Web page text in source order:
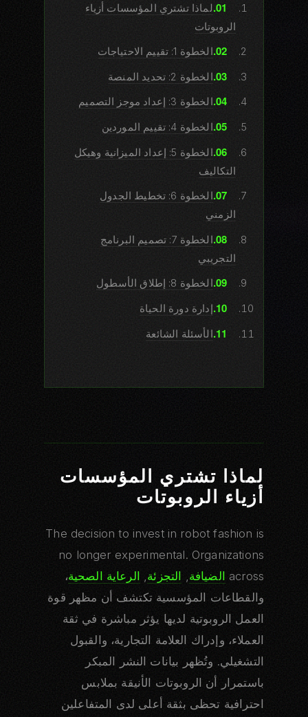
لماذا تشتري المؤسسات أزياء
الروبوتات
الخطوة 1: تقييم الاحتياجات
الخطوة 2: تحديد المنصة
الخطوة 3: إعداد موجز التصميم
الخطوة 4: تقييم الموردين
الخطوة 5: إعداد الميزانية وهيكل
التكاليف
الخطوة 6: تخطيط الجدول
الزمني
الخطوة 7: تصميم البرنامج
التجريبي
الخطوة 8: إطلاق الأسطول
إدارة دورة الحياة
الأسئلة الشائعة
لماذا تشتري المؤسسات
أزياء الروبوتات
The decision to invest in robot fashion is
no longer experimental. Organizations
across الضيافة التجزئة الرعاية الصحية،
والقطاعات المؤسسية تكتشف أن مظهر قوة
العمل الروبوتية لديها يؤثر مباشرة في ثقة
العملاء، وإدراك العلامة التجارية، والقبول
التشغيلي. وتُظهر بيانات النشر المبكر
باستمرار أن الروبوتات الأنيقة بملابس
احترافية تحظى بثقة أعلى لدى المتفاعلين